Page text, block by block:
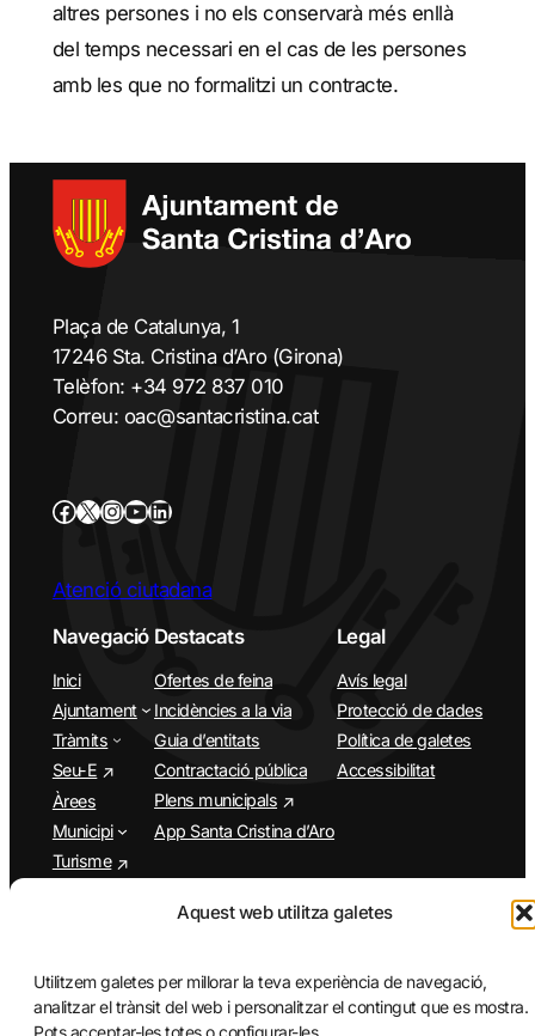
Aquest web utilitza galetes
Utilitzem galetes per millorar la teva experiència de navegació,
analitzar el trànsit del web i personalitzar el contingut que es mostra.
Pots acceptar-les totes o configurar-les.
altres persones i no els conservarà més enllà
del temps necessari en el cas de les persones
amb les que no formalitzi un contracte.
Plaça de Catalunya, 1
17246 Sta. Cristina d’Aro (Girona)
Telèfon: +34 972 837 010
Correu: oac@santacristina.cat
Atenció ciutadana
Navegació
Inici
Ajuntament
Tràmits
Seu-E
Àrees
Municipi
Turisme
Destacats
Ofertes de feina
Incidències a la via
Guia d’entitats
Contractació pública
Plens municipals
App Santa Cristina d’Aro
Legal
Avís legal
Protecció de dades
Política de galetes
Accessibilitat